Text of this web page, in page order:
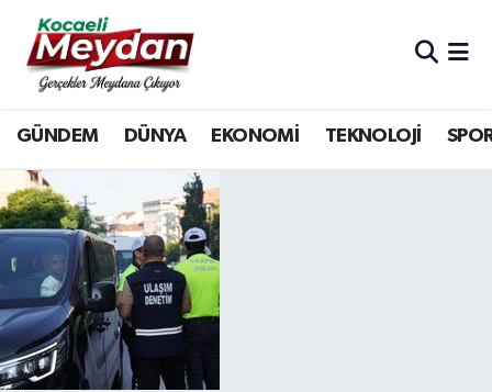
GÜNDEM DÜNYA EKONOMİ TEKNOLOJİ
Nöbetçi Eczaneler
Hava Durumu
Trafik Durumu
Süper Lig Puan Durumu ve Fikstür
Tüm Manşetler
Son Dakika Haberleri